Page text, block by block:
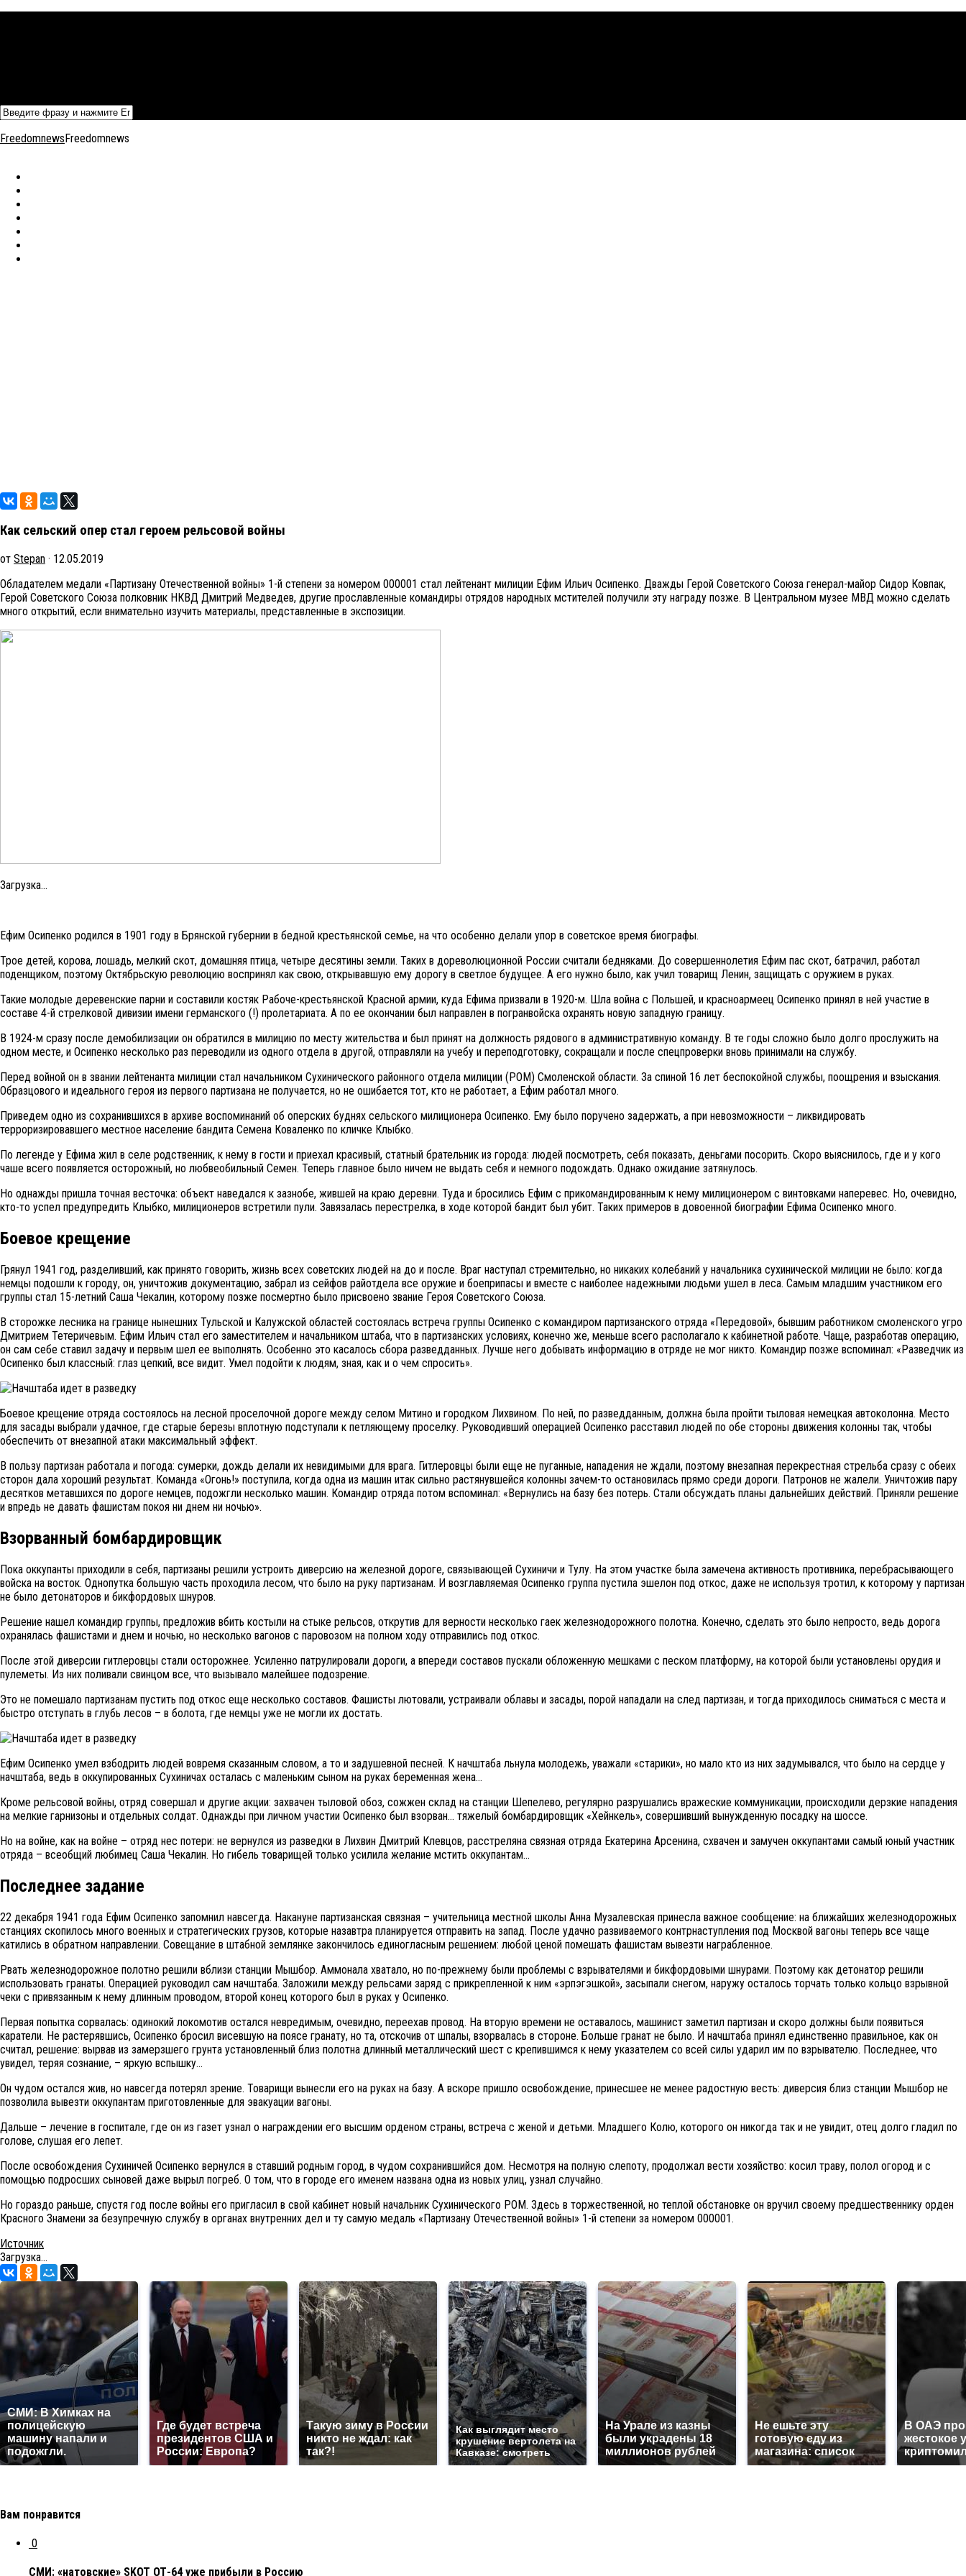
FreedomnewsFreedomnews
Как сельский опер стал героем рельсовой войны
от Stepan · 12.05.2019
Обладателем медали «Партизану Отечественной войны» 1-й степени за номером 000001 стал лейтенант милиции Ефим Ильич Осипенко. Дважды Герой Советского Союза генерал-майор Сидор Ковпак,
Герой Советского Союза полковник НКВД Дмитрий Медведев, другие прославленные командиры отрядов народных мстителей получили эту награду позже. В Центральном музее МВД можно сделать
много открытий, если внимательно изучить материалы, представленные в экспозиции.
Загрузка...
Ефим Осипенко родился в 1901 году в Брянской губернии в бедной крестьянской семье, на что особенно делали упор в советское время биографы.
Трое детей, корова, лошадь, мелкий скот, домашняя птица, четыре десятины земли. Таких в дореволюционной России считали бедняками. До совершеннолетия Ефим пас скот, батрачил, работал
поденщиком, поэтому Октябрьскую революцию воспринял как свою, открывавшую ему дорогу в светлое будущее. А его нужно было, как учил товарищ Ленин, защищать с оружием в руках.
Такие молодые деревенские парни и составили костяк Рабоче-крестьянской Красной армии, куда Ефима призвали в 1920-м. Шла война с Польшей, и красноармеец Осипенко принял в ней участие в
составе 4-й стрелковой дивизии имени германского (!) пролетариата. А по ее окончании был направлен в погранвойска охранять новую западную границу.
В 1924-м сразу после демобилизации он обратился в милицию по месту жительства и был принят на должность рядового в административную команду. В те годы сложно было долго прослужить на
одном месте, и Осипенко несколько раз переводили из одного отдела в другой, отправляли на учебу и переподготовку, сокращали и после спецпроверки вновь принимали на службу.
Перед войной он в звании лейтенанта милиции стал начальником Сухинического районного отдела милиции (РОМ) Смоленской области. За спиной 16 лет беспокойной службы, поощрения и взыскания.
Образцового и идеального героя из первого партизана не получается, но не ошибается тот, кто не работает, а Ефим работал много.
Приведем одно из сохранившихся в архиве воспоминаний об оперских буднях сельского милиционера Осипенко. Ему было поручено задержать, а при невозможности – ликвидировать
терроризировавшего местное население бандита Семена Коваленко по кличке Клыбко.
По легенде у Ефима жил в селе родственник, к нему в гости и приехал красивый, статный брательник из города: людей посмотреть, себя показать, деньгами посорить. Скоро выяснилось, где и у кого
чаше всего появляется осторожный, но любвеобильный Семен. Теперь главное было ничем не выдать себя и немного подождать. Однако ожидание затянулось.
Но однажды пришла точная весточка: объект наведался к зазнобе, жившей на краю деревни. Туда и бросились Ефим с прикомандированным к нему милиционером с винтовками наперевес. Но, очевидно,
кто-то успел предупредить Клыбко, милиционеров встретили пули. Завязалась перестрелка, в ходе которой бандит был убит. Таких примеров в довоенной биографии Ефима Осипенко много.
Боевое крещение
Грянул 1941 год, разделивший, как принято говорить, жизнь всех советских людей на до и после. Враг наступал стремительно, но никаких колебаний у начальника сухинической милиции не было: когда
немцы подошли к городу, он, уничтожив документацию, забрал из сейфов райотдела все оружие и боеприпасы и вместе с наиболее надежными людьми ушел в леса. Самым младшим участником его
группы стал 15-летний Саша Чекалин, которому позже посмертно было присвоено звание Героя Советского Союза.
В сторожке лесника на границе нынешних Тульской и Калужской областей состоялась встреча группы Осипенко с командиром партизанского отряда «Передовой», бывшим работником смоленского угро
Дмитрием Тетеричевым. Ефим Ильич стал его заместителем и начальником штаба, что в партизанских условиях, конечно же, меньше всего располагало к кабинетной работе. Чаще, разработав операцию,
он сам себе ставил задачу и первым шел ее выполнять. Особенно это касалось сбора разведданных. Лучше него добывать информацию в отряде не мог никто. Командир позже вспоминал: «Разведчик из
Осипенко был классный: глаз цепкий, все видит. Умел подойти к людям, зная, как и о чем спросить».
Боевое крещение отряда состоялось на лесной проселочной дороге между селом Митино и городком Лихвином. По ней, по разведданным, должна была пройти тыловая немецкая автоколонна. Место
для засады выбрали удачное, где старые березы вплотную подступали к петляющему проселку. Руководивший операцией Осипенко расставил людей по обе стороны движения колонны так, чтобы
обеспечить от внезапной атаки максимальный эффект.
В пользу партизан работала и погода: сумерки, дождь делали их невидимыми для врага. Гитлеровцы были еще не пуганные, нападения не ждали, поэтому внезапная перекрестная стрельба сразу с обеих
сторон дала хороший результат. Команда «Огонь!» поступила, когда одна из машин итак сильно растянувшейся колонны зачем-то остановилась прямо среди дороги. Патронов не жалели. Уничтожив пару
десятков метавшихся по дороге немцев, подожгли несколько машин. Командир отряда потом вспоминал: «Вернулись на базу без потерь. Стали обсуждать планы дальнейших действий. Приняли решение
и впредь не давать фашистам покоя ни днем ни ночью».
Взорванный бомбардировщик
Пока оккупанты приходили в себя, партизаны решили устроить диверсию на железной дороге, связывающей Сухиничи и Тулу. На этом участке была замечена активность противника, перебрасывающего
войска на восток. Однопутка большую часть проходила лесом, что было на руку партизанам. И возглавляемая Осипенко группа пустила эшелон под откос, даже не используя тротил, к которому у партизан
не было детонаторов и бикфордовых шнуров.
Решение нашел командир группы, предложив вбить костыли на стыке рельсов, открутив для верности несколько гаек железнодорожного полотна. Конечно, сделать это было непросто, ведь дорога
охранялась фашистами и днем и ночью, но несколько вагонов с паровозом на полном ходу отправились под откос.
После этой диверсии гитлеровцы стали осторожнее. Усиленно патрулировали дороги, а впереди составов пускали обложенную мешками с песком платформу, на которой были установлены орудия и
пулеметы. Из них поливали свинцом все, что вызывало малейшее подозрение.
Это не помешало партизанам пустить под откос еще несколько составов. Фашисты лютовали, устраивали облавы и засады, порой нападали на след партизан, и тогда приходилось сниматься с места и
быстро отступать в глубь лесов – в болота, где немцы уже не могли их достать.
Ефим Осипенко умел взбодрить людей вовремя сказанным словом, а то и задушевной песней. К начштаба льнула молодежь, уважали «старики», но мало кто из них задумывался, что было на сердце у
начштаба, ведь в оккупированных Сухиничах осталась с маленьким сыном на руках беременная жена…
Кроме рельсовой войны, отряд совершал и другие акции: захвачен тыловой обоз, сожжен склад на станции Шепелево, регулярно разрушались вражеские коммуникации, происходили дерзкие нападения
на мелкие гарнизоны и отдельных солдат. Однажды при личном участии Осипенко был взорван… тяжелый бомбардировщик «Хейнкель», совершивший вынужденную посадку на шоссе.
Но на войне, как на войне – отряд нес потери: не вернулся из разведки в Лихвин Дмитрий Клевцов, расстреляна связная отряда Екатерина Арсенина, схвачен и замучен оккупантами самый юный участник
отряда – всеобщий любимец Саша Чекалин. Но гибель товарищей только усилила желание мстить оккупантам…
Последнее задание
22 декабря 1941 года Ефим Осипенко запомнил навсегда. Накануне партизанская связная – учительница местной школы Анна Музалевская принесла важное сообщение: на ближайших железнодорожных
станциях скопилось много военных и стратегических грузов, которые назавтра планируется отправить на запад. После удачно развиваемого контрнаступления под Москвой вагоны теперь все чаще
катились в обратном направлении. Совещание в штабной землянке закончилось единогласным решением: любой ценой помешать фашистам вывезти награбленное.
Рвать железнодорожное полотно решили вблизи станции Мышбор. Аммонала хватало, но по-прежнему были проблемы с взрывателями и бикфордовыми шнурами. Поэтому как детонатор решили
использовать гранаты. Операцией руководил сам начштаба. Заложили между рельсами заряд с прикрепленной к ним «эрпэгэшкой», засыпали снегом, наружу осталось торчать только кольцо взрывной
чеки с привязанным к нему длинным проводом, второй конец которого был в руках у Осипенко.
Первая попытка сорвалась: одинокий локомотив остался невредимым, очевидно, переехав провод. На вторую времени не оставалось, машинист заметил партизан и скоро должны были появиться
каратели. Не растерявшись, Осипенко бросил висевшую на поясе гранату, но та, отскочив от шпалы, взорвалась в стороне. Больше гранат не было. И начштаба принял единственно правильное, как он
считал, решение: вырвав из замерзшего грунта установленный близ полотна длинный металлический шест с крепившимся к нему указателем со всей силы ударил им по взрывателю. Последнее, что
увидел, теряя сознание, – яркую вспышку…
Он чудом остался жив, но навсегда потерял зрение. Товарищи вынесли его на руках на базу. А вскоре пришло освобождение, принесшее не менее радостную весть: диверсия близ станции Мышбор не
позволила вывезти оккупантам приготовленные для эвакуации вагоны.
Дальше – лечение в госпитале, где он из газет узнал о награждении его высшим орденом страны, встреча с женой и детьми. Младшего Колю, которого он никогда так и не увидит, отец долго гладил по
голове, слушая его лепет.
После освобождения Сухиничей Осипенко вернулся в ставший родным город, в чудом сохранившийся дом. Несмотря на полную слепоту, продолжал вести хозяйство: косил траву, полол огород и с
помощью подросших сыновей даже вырыл погреб. О том, что в городе его именем названа одна из новых улиц, узнал случайно.
Но гораздо раньше, спустя год после войны его пригласил в свой кабинет новый начальник Сухинического РОМ. Здесь в торжественной, но теплой обстановке он вручил своему предшественнику орден
Красного Знамени за безупречную службу в органах внутренних дел и ту самую медаль «Партизану Отечественной войны» 1-й степени за номером 000001.
Источник
Загрузка...
СМИ: В Химках на
полицейскую
машину напали и
подожгли.
Где будет встреча
президентов США и
России: Европа?
Такую зиму в России
никто не ждал: как
так?!
Как выглядит место
крушение вертолета на
Кавказе: смотреть
На Урале из казны
были украдены 18
миллионов рублей
Не ешьте эту
готовую еду из
магазина: список
В ОАЭ
жестокое
Вам понравится
0
СМИ: «натовские» SKOT ОТ-64 уже прибыли в Россию